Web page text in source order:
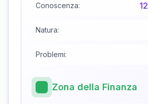
Conoscenza: 12
Natura:
Problemi:
Zona della Finanza